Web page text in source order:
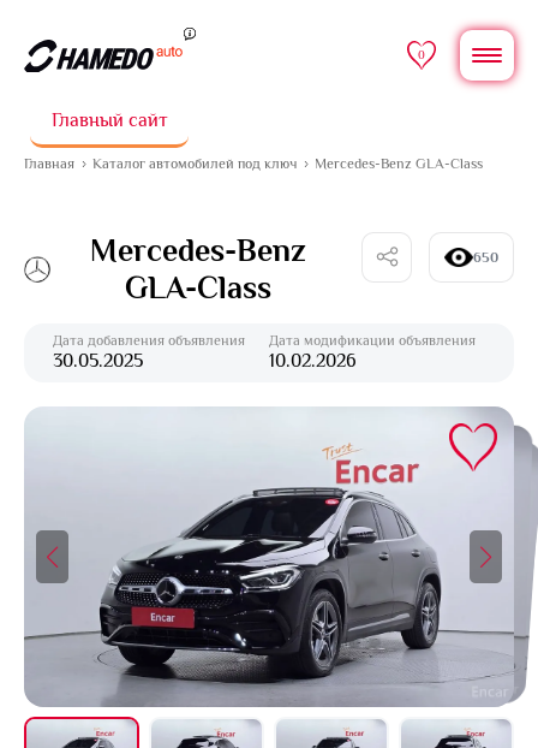
0
Главный сайт
Главная Каталог автомобилей под ключ Mercedes-Benz GLA-Class
Mercedes-Benz
GLA-Class
650
Дата добавления объявления
30.05.2025
Дата модификации объявления
10.02.2026